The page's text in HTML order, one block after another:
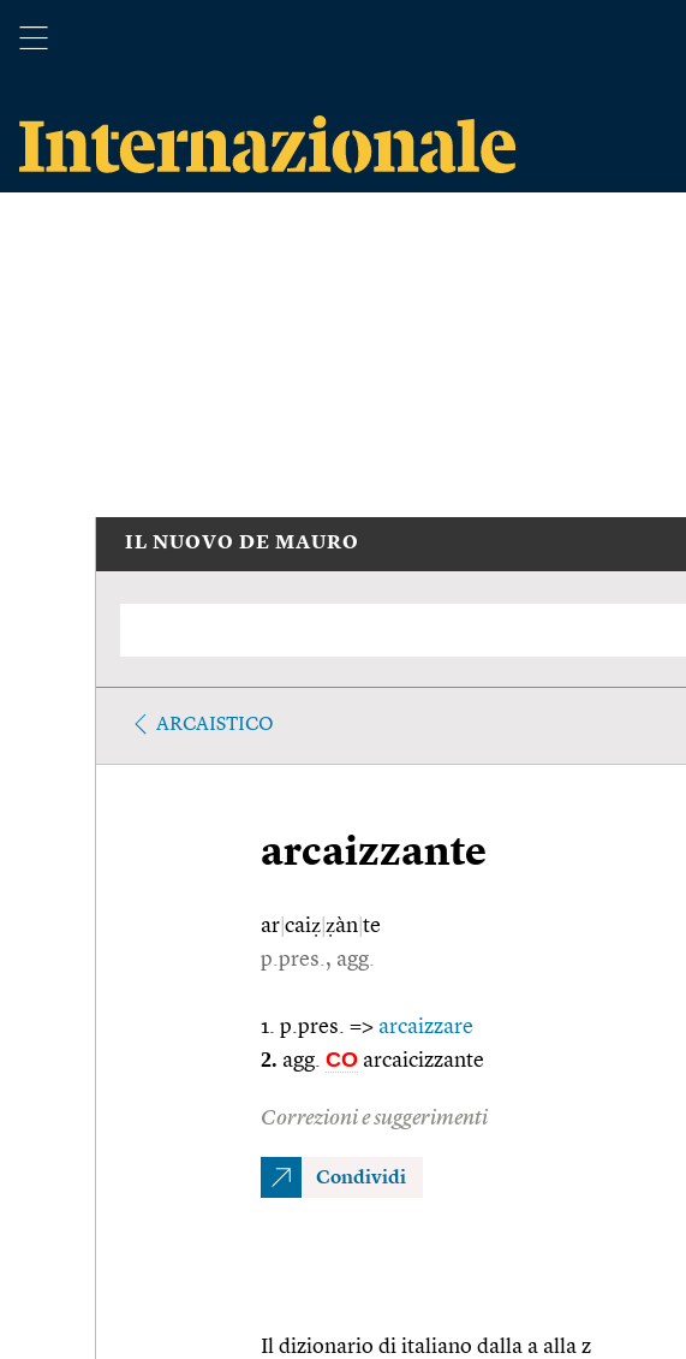
IL NUOVO DE MAURO
ARCAISTICO
arcaizzante
ar caiẓ ẓàn te
p.pres., agg.
1. p.pres. => arcaizzare
2. agg. CO arcaicizzante
Correzioni e suggerimenti
Condividi
Il dizionario di italiano dalla a alla z